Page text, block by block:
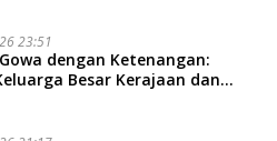
23:51
dengan Ketenangan:
Besar Kerajaan dan